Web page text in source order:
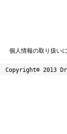
個人情報の取り扱い
Copyright© 2013